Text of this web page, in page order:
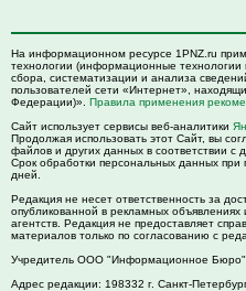
На информационном ресурсе 1PNZ.ru
технологии (информационные
сбора, систематизации и анализа
пользователей сети «Интернет»,
Федерации)». Правила применения
Сайт использует сервисы веб-аналитики
Продолжая использовать этот Сайт, вы
файлов и других данных в соответствии с
Срок обработки персональных данных
дней.
Редакция не несет ответственность за
опубликованной в рекламных
агентств. Редакция не предоставляет
материалов только по согласованию с
Учредитель ООО "Информационное
Адрес редакции: 198332 г. Санкт-